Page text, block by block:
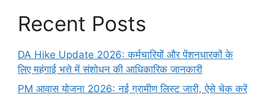
Recent Posts
DA Hike Update 2026: कर्मचारियों और पेंशनधारकों के
लिए महंगाई भत्ते में संशोधन की आधिकारिक जानकारी
PM आवास योजना 2026: नई ग्रामीण लिस्ट जारी, ऐसे चेक करें